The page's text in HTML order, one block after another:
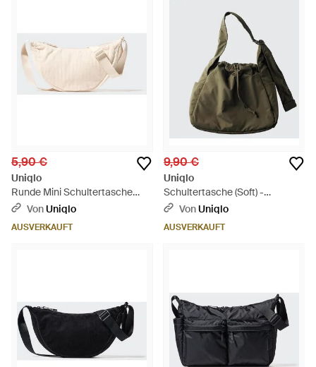
5,90 €
Uniqlo
Runde Mini Schultertasche
(Cord) - Natur
VonUniqlo
AUSVERKAUFT
9,90 €
Uniqlo
Schultertasche (Soft) -
Mehrfarbig
VonUniqlo
AUSVERKAUFT